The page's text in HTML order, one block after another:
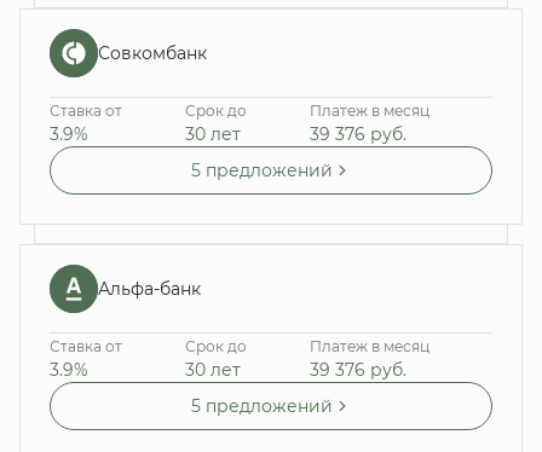
Совкомбанк
Ставка от
3.9%
Срок до
30 лет
Платеж в месяц
39 376 руб.
5 предложений
Альфа-банк
Ставка от
3.9%
Срок до
30 лет
Платеж в месяц
39 376 руб.
5 предложений